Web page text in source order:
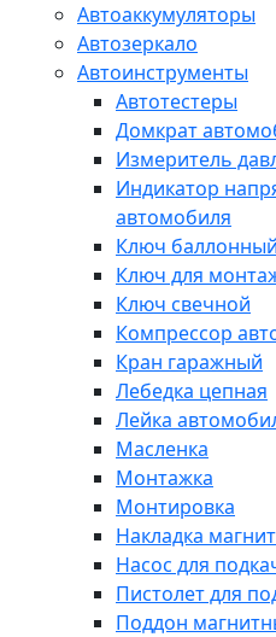
Автоаккумуляторы
Автозеркало
Автоинструменты
Автотестеры
Домкрат
Измеритель
Индикатор
автомобиля
Ключ баллонный
Ключ для
Ключ свечной
Компрессор
Кран гаражный
Лебедка цепная
Лейка
Масленка
Монтажка
Монтировка
Накладка
Насос для
Пистолет для
Поддон